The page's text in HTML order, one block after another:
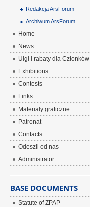
Redakcja ArsForum
Archiwum ArsForum
Home
News
Ulgi i rabaty dla Członków
Exhibitions
Contests
Links
Materiały graficzne
Patronat
Contacts
Odeszli od nas
Administrator
BASE DOCUMENTS
Statute of ZPAP